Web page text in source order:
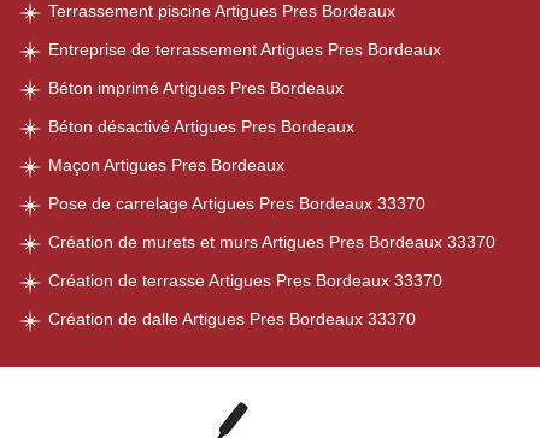
Terrassement piscine Artigues Pres Bordeaux
Entreprise de terrassement Artigues Pres Bordeaux
Béton imprimé Artigues Pres Bordeaux
Béton désactivé Artigues Pres Bordeaux
Maçon Artigues Pres Bordeaux
Pose de carrelage Artigues Pres Bordeaux 33370
Création de murets et murs Artigues Pres Bordeaux 33370
Création de terrasse Artigues Pres Bordeaux 33370
Création de dalle Artigues Pres Bordeaux 33370